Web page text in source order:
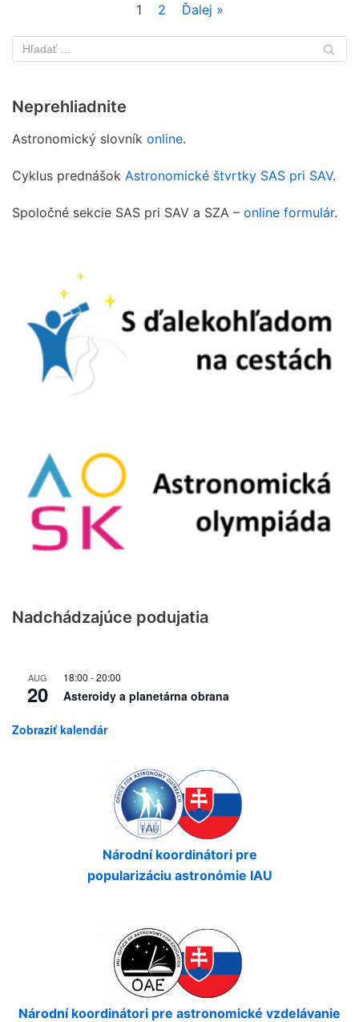
1 2 Ďalej »
Neprehliadnite
Astronomický slovník online.
Cyklus prednášok Astronomické štvrtky SAS pri SAV.
Spoločné sekcie SAS pri SAV a SZA – online formulár.
Nadchádzajúce podujatia
AUG
20
18:00 -20:00
Asteroidy a planetárna obrana
Zobraziť kalendár
Národní koordinátori pre
popularizáciu astronómie IAU
Národní koordinátori pre astronomické vzdelávanie